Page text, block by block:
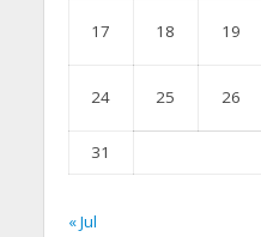
17 18 19
24 25 26
31
« Jul